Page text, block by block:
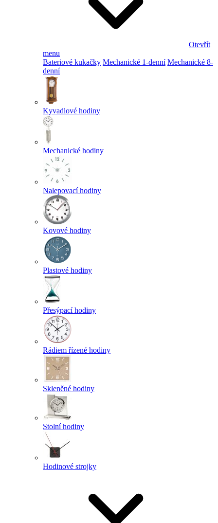
Otevřít
menu
Bateriové kukačky Mechanické 1-denní Mechanické 8-
denní
Kyvadlové hodiny
Mechanické hodiny
Nalepovací hodiny
Kovové hodiny
Plastové hodiny
Přesýpací hodiny
Rádiem řízené hodiny
Skleněné hodiny
Stolní hodiny
Hodinové strojky